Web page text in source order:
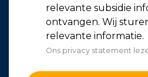
relevante subsidie
ontvangen. Wij
relevante informatie.
Ons privacy statement